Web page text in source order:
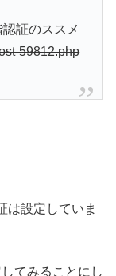
証のススメ
59812.php
は設定していま
てみることにし